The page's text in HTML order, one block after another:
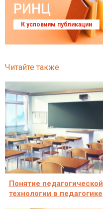
РИНЦ
К условиям публикации
Читайте также
Понятие педагогической
технологии в педагогике